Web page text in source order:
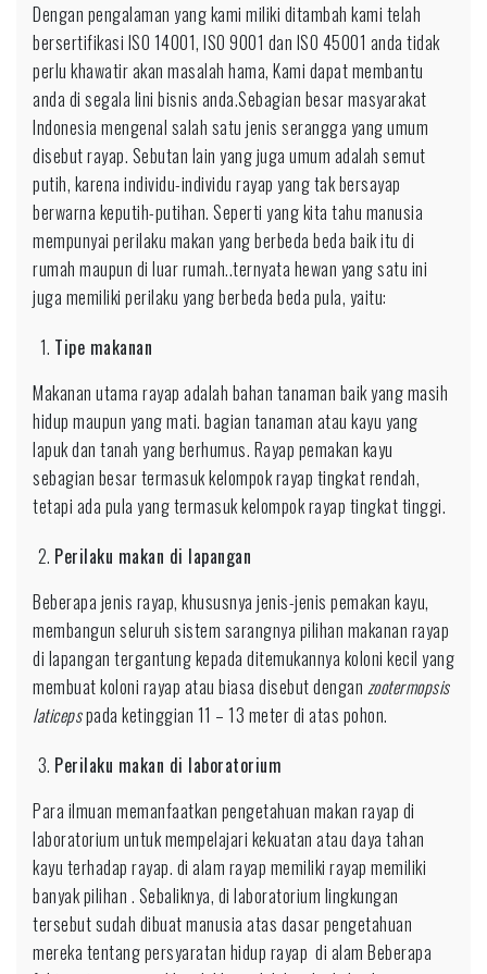
Dengan pengalaman yang kami miliki ditambah kami telah
bersertifikasi ISO 14001, ISO 9001 dan ISO 45001 anda tidak
perlu khawatir akan masalah hama, Kami dapat membantu
anda di segala lini bisnis anda.Sebagian besar masyarakat
Indonesia mengenal salah satu jenis serangga yang umum
disebut rayap. Sebutan lain yang juga umum adalah semut
putih, karena individu-individu rayap yang tak bersayap
berwarna keputih-putihan. Seperti yang kita tahu manusia
mempunyai perilaku makan yang berbeda beda baik itu di
rumah maupun di luar rumah..ternyata hewan yang satu ini
juga memiliki perilaku yang berbeda beda pula, yaitu:
Tipe makanan
Makanan utama rayap adalah bahan tanaman baik yang masih
hidup maupun yang mati. bagian tanaman atau kayu yang
lapuk dan tanah yang berhumus. Rayap pemakan kayu
sebagian besar termasuk kelompok rayap tingkat rendah,
tetapi ada pula yang termasuk kelompok rayap tingkat tinggi.
Perilaku makan di lapangan
Beberapa jenis rayap, khususnya jenis-jenis pemakan kayu,
membangun seluruh sistem sarangnya pilihan makanan rayap
di lapangan tergantung kepada ditemukannya koloni kecil yang
membuat koloni rayap atau biasa disebut dengan zootermopsis
laticepspada ketinggian 11 – 13 meter di atas pohon.
Perilaku makan di laboratorium
Para ilmuan memanfaatkan pengetahuan makan rayap di
laboratorium untuk mempelajari kekuatan atau daya tahan
kayu terhadap rayap. di alam rayap memiliki rayap memiliki
banyak pilihan . Sebaliknya, di laboratorium lingkungan
tersebut sudah dibuat manusia atas dasar pengetahuan
mereka tentang persyaratan hidup rayap di alam Beberapa